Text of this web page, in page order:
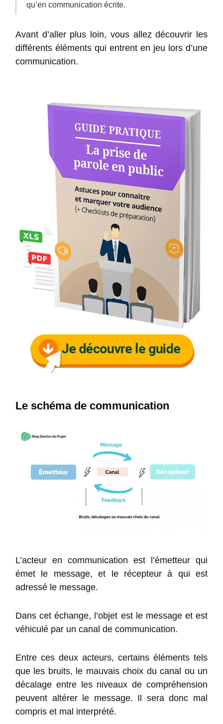
qu’en communication écrite.
Avant d’aller plus loin, vous allez découvrir les
différents éléments qui entrent en jeu lors d’une
communication.
Le schéma de communication
L’acteur en communication est l’émetteur qui
émet le message, et le récepteur à qui est
adressé le message.
Dans cet échange, l’objet est le message et est
véhiculé par un canal de communication.
Entre ces deux acteurs, certains éléments tels
que les bruits, le mauvais choix du canal ou un
décalage entre les niveaux de compréhension
peuvent altérer le message. Il sera donc mal
compris et mal interprété.